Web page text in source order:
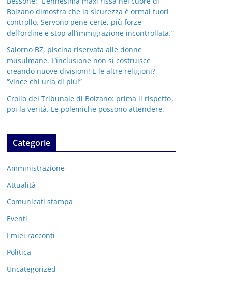
Bolzano dimostra che la sicurezza è ormai fuori
controllo. Servono pene certe, più forze
dell’ordine e stop all’immigrazione incontrollata.”
Salorno BZ, piscina riservata alle donne
musulmane. L’inclusione non si costruisce
creando nuove divisioni! E le altre religioni?
“Vince chi urla di più!”
Crollo del Tribunale di Bolzano: prima il rispetto,
poi la verità. Le polemiche possono attendere.
Categorie
Amministrazione
Attualità
Comunicati stampa
Eventi
I miei racconti
Politica
Uncategorized